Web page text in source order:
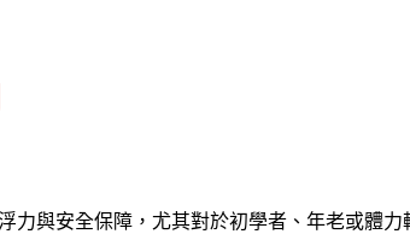
力與安全保障，尤其對於初學者、年老或體力